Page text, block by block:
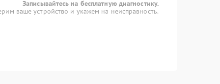
Записывайтесь на бесплатную диагностику.
ваше устройство и укажем на неисправность.